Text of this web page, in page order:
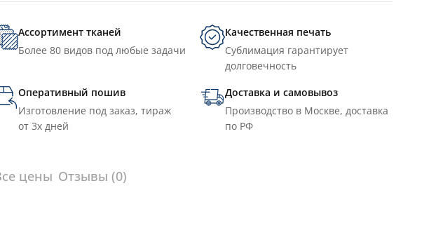
Ассортимент тканей
Более 80 видов под любые задачи
Качественная печать
Сублимация гарантирует
долговечность
Оперативный пошив
Изготовление под заказ, тираж
от 3х дней
Доставка и самовывоз
Производство в Москве, доставка
по РФ
цены Отзывы (0)